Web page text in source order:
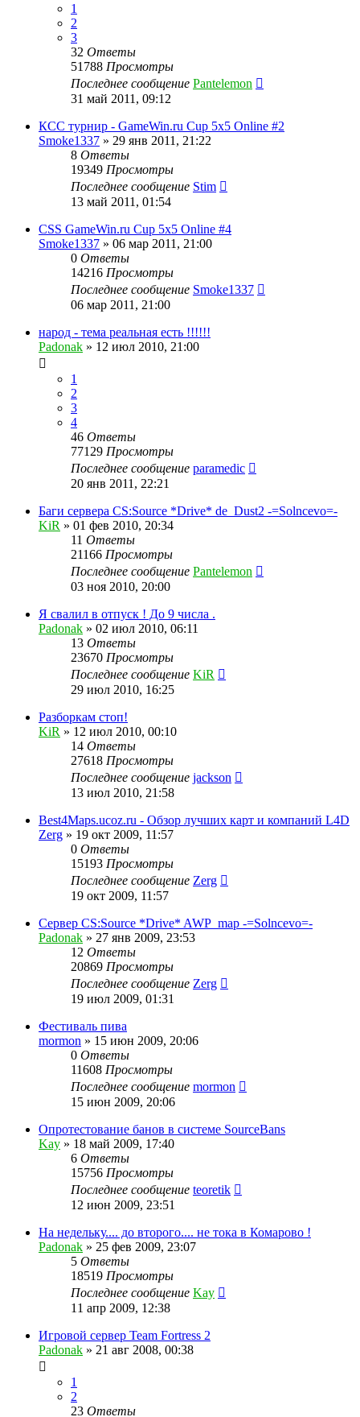
1
2
3
32 Ответы
51788 Просмотры
Последнее сообщение Pantelemon
31 май 2011, 09:12
КСС турнир - GameWin.ru Cup 5x5 Online #2
Smoke1337 » 29 янв 2011, 21:22
8 Ответы
19349 Просмотры
Последнее сообщение Stim
13 май 2011, 01:54
CSS GameWin.ru Cup 5x5 Online #4
Smoke1337 » 06 мар 2011, 21:00
0 Ответы
14216 Просмотры
Последнее сообщение Smoke1337
06 мар 2011, 21:00
народ - тема реальная есть !!!!!!
Padonak » 12 июл 2010, 21:00
1
2
3
4
46 Ответы
77129 Просмотры
Последнее сообщение paramedic
20 янв 2011, 22:21
Баги сервера CS:Source *Drive* de_Dust2 -=Solncevo=-
KiR » 01 фев 2010, 20:34
11 Ответы
21166 Просмотры
Последнее сообщение Pantelemon
03 ноя 2010, 20:00
Я свалил в отпуск ! До 9 числа .
Padonak » 02 июл 2010, 06:11
13 Ответы
23670 Просмотры
Последнее сообщение KiR
29 июл 2010, 16:25
Разборкам стоп!
KiR » 12 июл 2010, 00:10
14 Ответы
27618 Просмотры
Последнее сообщение jackson
13 июл 2010, 21:58
Best4Maps.ucoz.ru - Обзор лучших карт и компаний L4D
Zerg » 19 окт 2009, 11:57
0 Ответы
15193 Просмотры
Последнее сообщение Zerg
19 окт 2009, 11:57
Сервер CS:Source *Drive* AWP_map -=Solncevo=-
Padonak » 27 янв 2009, 23:53
12 Ответы
20869 Просмотры
Последнее сообщение Zerg
19 июл 2009, 01:31
Фестиваль пива
mormon » 15 июн 2009, 20:06
0 Ответы
11608 Просмотры
Последнее сообщение mormon
15 июн 2009, 20:06
Опротестование банов в системе SourceBans
Kay » 18 май 2009, 17:40
6 Ответы
15756 Просмотры
Последнее сообщение teoretik
12 июн 2009, 23:51
На недельку.... до второго.... не тока в Комарово !
Padonak » 25 фев 2009, 23:07
5 Ответы
18519 Просмотры
Последнее сообщение Kay
11 апр 2009, 12:38
Игровой сервер Team Fortress 2
Padonak » 21 авг 2008, 00:38
1
2
23 Ответы